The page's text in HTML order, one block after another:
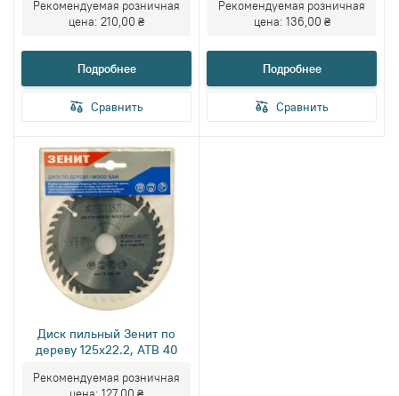
Рекомендуемая розничная
цена: 210,00 ₴
Подробнее
Сравнить
Рекомендуемая розничная
цена: 136,00 ₴
Подробнее
Сравнить
Диск пильный Зенит по
дереву 125x22.2, ATB 40
Рекомендуемая розничная